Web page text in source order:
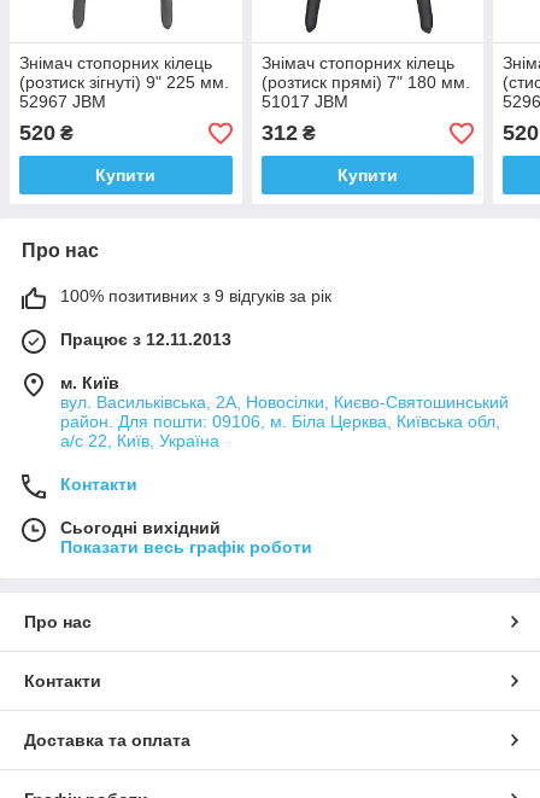
Знімач стопорних кілець
(розтиск зігнуті) 9" 225 мм.
52967 JBM
520 ₴
Купити
Знімач стопорних кілець
(розтиск прямі) 7" 180 мм.
51017 JBM
312₴
Купити
520
Про нас
100% позитивних з 9 відгуків за рік
Працює з 12.11.2013
м. Київ
вул. Васильківська, 2А, Новосілки, Києво-Святошинський
район. Для пошти: 09106, м. Біла Церква, Київська обл,
а/с 22, Київ, Україна
Контакти
Сьогодні вихідний
Показати весь графік роботи
Про нас
Контакти
Доставка та оплата